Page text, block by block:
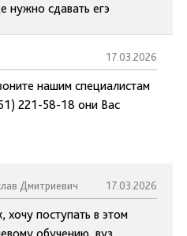
нужно сдавать егэ
17.03.2026
нашим специалистам
221-58-18 они Вас
Дмитриевич 17.03.2026
хочу поступать в этом